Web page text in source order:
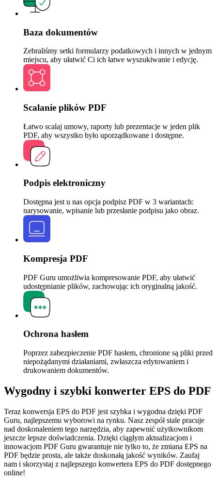
Baza dokumentów
Zebraliśmy setki formularzy podatkowych i innych w jednym
miejscu, aby ułatwić Ci ich łatwe wyszukiwanie i edycję.
Scalanie plików PDF
Łatwo scalaj umowy, raporty lub prezentacje w jeden plik
PDF, aby wszystko było uporządkowane i dostępne.
Podpis elektroniczny
Dostępna jest u nas opcja podpisz PDF w 3 wariantach:
narysowanie, wpisanie lub przesłanie podpisu jako obraz.
Kompresja PDF
PDF Guru umożliwia kompresowanie PDF, aby ułatwić
udostępnianie plików, zachowując ich oryginalną jakość.
Ochrona hasłem
Poprzez zabezpieczenie PDF hasłem, chronione są pliki przed
niepożądanymi działaniami, zwłaszcza edytowaniem i
drukowaniem dokumentów.
Wygodny i szybki konwerter EPS do PDF
Teraz konwersja EPS do PDF jest szybka i wygodna dzięki PDF
Guru, najlepszemu wyborowi na rynku. Nasz zespół stale pracuje
nad doskonaleniem tego narzędzia, aby zapewnić użytkownikom
jeszcze lepsze doświadczenia. Dzięki ciągłym aktualizacjom i
innowacjom PDF Guru gwarantuje nie tylko to, że zmiana EPS na
PDF będzie prosta, ale także doskonałą jakość wyników. Zaufaj
nam i skorzystaj z najlepszego konwertera EPS do PDF dostępnego
online!